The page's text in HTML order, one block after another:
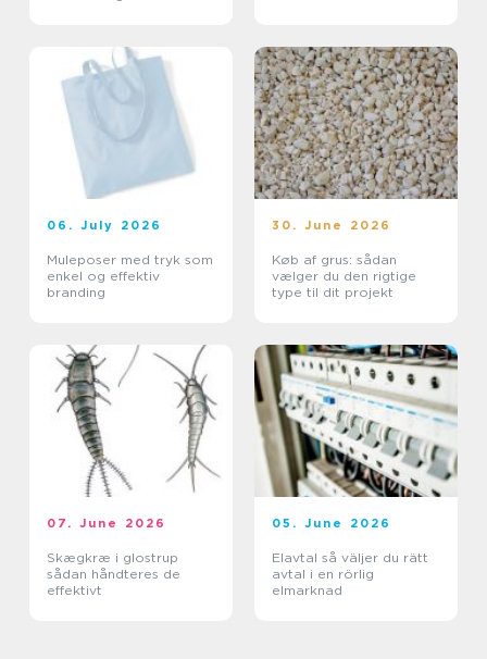
06. July 2026
Muleposer med tryk som
enkel og effektiv
branding
30. June 2026
Køb af grus: sådan
vælger du den rigtige
type til dit projekt
07. June 2026
Skægkræ i glostrup
sådan håndteres de
effektivt
05. June 2026
Elavtal så väljer du rätt
avtal i en rörlig
elmarknad